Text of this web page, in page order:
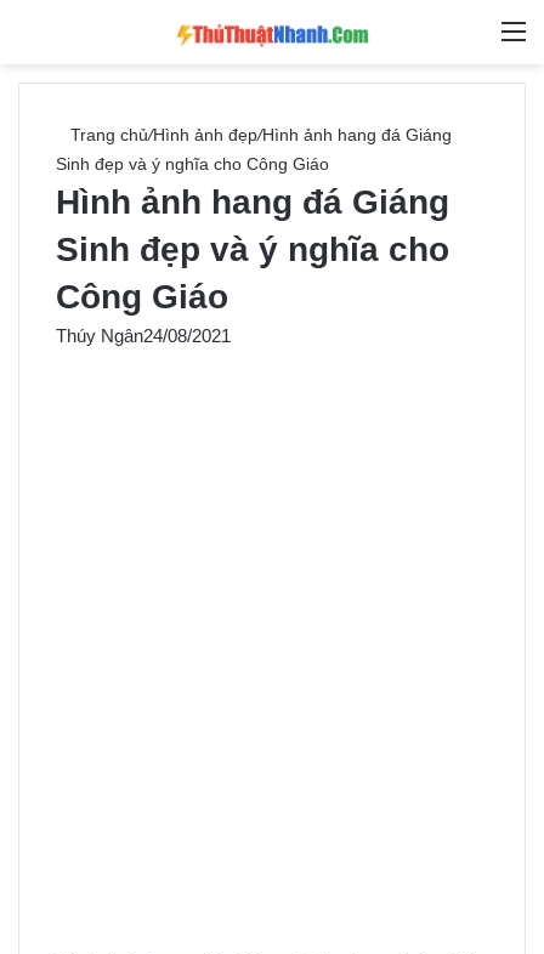
Tìm
Trang chủ/Hình ảnh đẹp/Hình ảnh hang đá Giáng
Sinh đẹp và ý nghĩa cho Công Giáo
Hình ảnh hang đá Giáng
Sinh đẹp và ý nghĩa cho
Công Giáo
Thúy Ngân24/08/2021